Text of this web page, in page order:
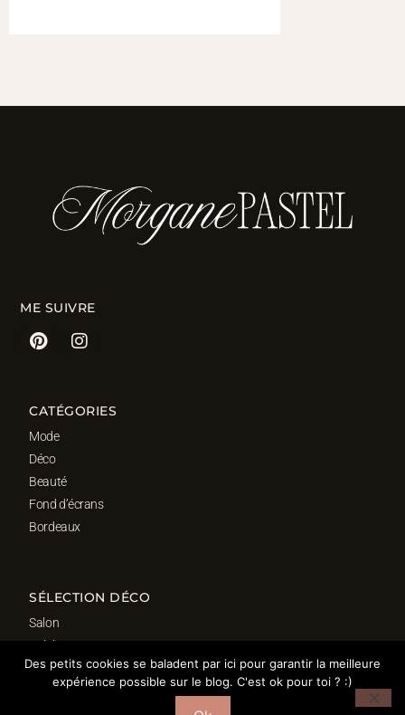
ME SUIVRE
CATÉGORIES
Mode
Déco
Beauté
Fond d’écrans
Bordeaux
SÉLECTION DÉCO
Salon
Cuisine
Salle de bain
Chambre
Des petits cookies se baladent par ici pour garantir la meilleure
expérience possible sur le blog. C'est ok pour toi ? :)